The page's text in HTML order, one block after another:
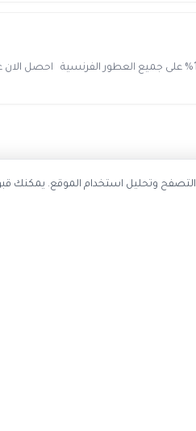
احصل على
وتحليل استخدام الموقع. يمكنك